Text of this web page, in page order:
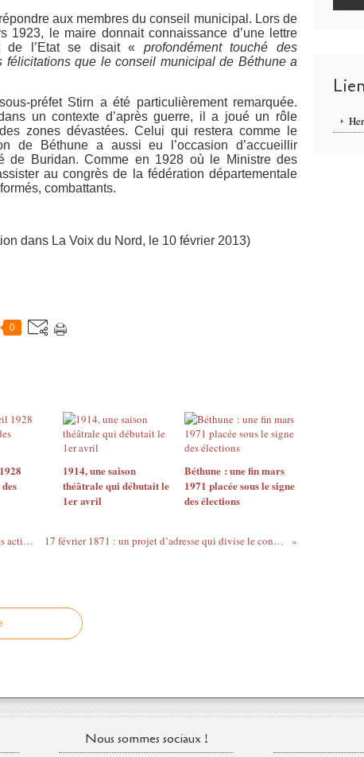
aux membres du conseil municipal. Lors de
1923, le maire donnait connaissance d’une lettre
de l’Etat se disait « profondément touché des
félicitations que le conseil municipal de Béthune a
préfet Stirn a été particulièrement remarquée.
un contexte d’après guerre, il a joué un rôle
zones dévastées. Celui qui restera comme le
de Béthune a aussi eu l’occasion d’accueillir
de Buridan. Comme en 1928 où le Ministre des
au congrès de la fédération départementale
combattants.
La Voix du Nord, le 10 février 2013)
0
1914, une saison
théâtrale qui débutait le
1er avril
Béthune : une fin mars
1971 placée sous le signe
des élections
L'augmentation de la population fixe les actions des élus 17 février 1871 : un projet d’adresse qui divise le conseil municipal
Nous sommes sociaux !